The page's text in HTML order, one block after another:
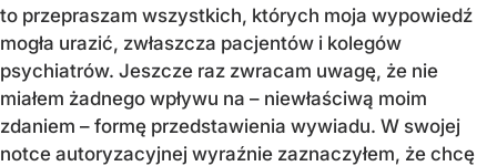
to przepraszam wszystkich, których moja wypowiedź
mogła urazić, zwłaszcza pacjentów i kolegów
psychiatrów. Jeszcze raz zwracam uwagę, że nie
miałem żadnego wpływu na – niewłaściwą moim
zdaniem – formę przedstawienia wywiadu. W swojej
notce autoryzacyjnej wyraźnie zaznaczyłem, że chcę